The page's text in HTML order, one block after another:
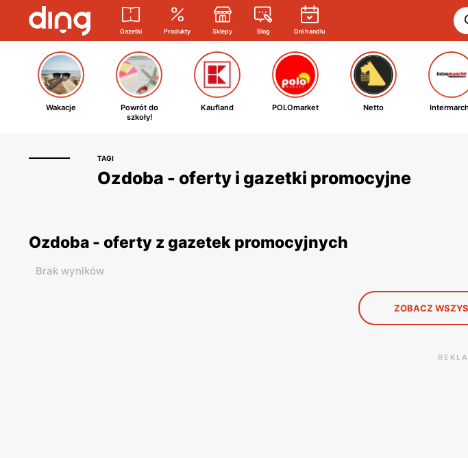
Gazetki Produkty Sklepy Blog Dni handlu
Wakacje
Powrót do
szkoły!
Kaufland POLOmarket Netto
TAGI
Ozdoba - oferty i gazetki promocyjne
Ozdoba - oferty z gazetek promocyjnych
Brak wyników
ZOBACZ